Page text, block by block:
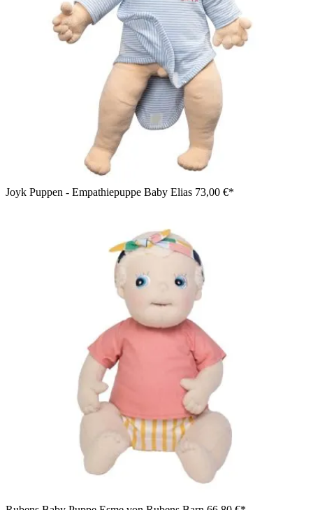
Joyk Puppen - Empathiepuppe Baby Elias 73,00 €*